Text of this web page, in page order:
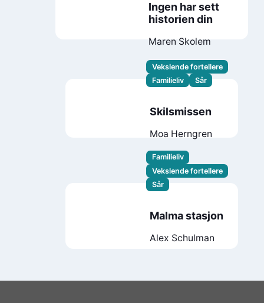
Ingen har sett
historien din
Maren Skolem
Vekslende fortellere
Familieliv
Sår
Skilsmissen
Moa Herngren
Familieliv
Vekslende fortellere
Sår
Malma stasjon
Alex Schulman